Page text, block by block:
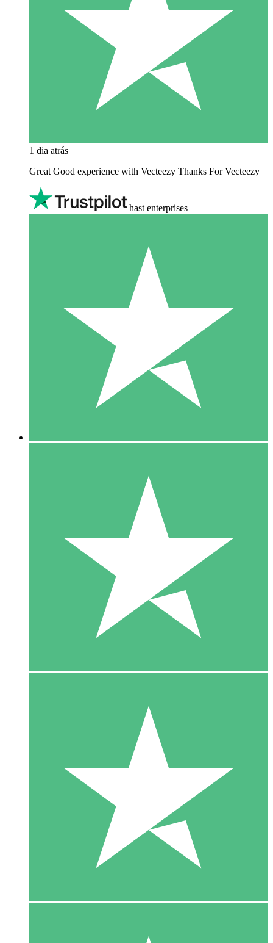
1 dia atrás
Great Good experience with Vecteezy Thanks For Vecteezy
hast enterprises